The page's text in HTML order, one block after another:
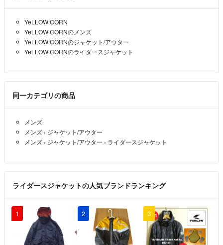
はじめまして。
合皮生地に破れや剥がれはありますか？
- 7年以上前
コメントありがとうございます！
こちらは合皮です。
出品者 よー- 7年以上前
はじめまして
このジャケットの素材は何でしょうか？
YeLLOW CORN
YeLLOW CORNのメンズ
YeLLOW CORNのジャケット/アウター
YeLLOW CORNのライダースジャケット
同一カテゴリの商品
メンズ
メンズ › ジャケット/アウター
メンズ › ジャケット/アウター › ライダースジャケット
ライダースジャケットの人気ブランドランキング
1 2 3